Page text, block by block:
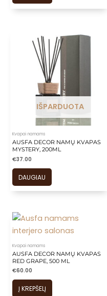
IŠPARDUOTA
Kvapai namams
AUSFA DECOR NAMŲ KVAPAS
MYSTERY, 200ML
€37.00
DAUGIAU
Kvapai namams
AUSFA DECOR NAMŲ KVAPAS
RED GRAPE, 500 ML
€60.00
Į KREPŠELĮ